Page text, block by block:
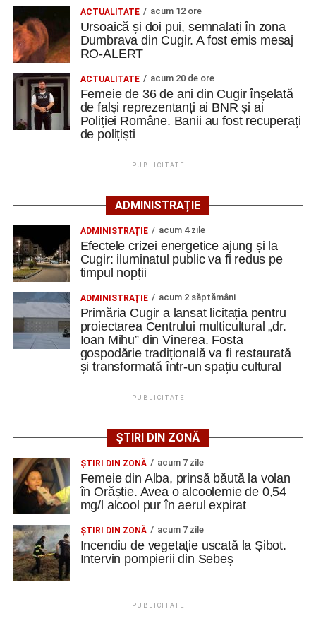
Investiția este derulată de Primăria Cugir în parteneriat cu
Consiliul Județean Alba și urmărește restaurarea și
refuncționalizarea unui ansamblu gospodăresc tradițional
din localitatea Vinerea, care va deveni un centru destinat
activităților culturale, educaționale și expoziționale.
O gospodărie tradițională va fi
readusă la viață
Vinerea, pe un teren de aproximativ 1.975 de metri pătrați,
aflat în proprietatea administrației locale.
Complexul este alcătuit din patru corpuri de clădire – fosta
magazie de fierărie, casa memorială, șura și șoprul-atelier
– care păstrează caracteristicile unei gospodării
tradiționale din zonă. Curtea include elemente autentice,
precum pavajul din piatră de râu și o fântână.
Clădirile au nevoie de lucrări
ample de consolidare
identificat degradări importante ale construcțiilor. Printre
elementelor din lemn și a acoperișurilor, dar și prăbușirea
parțială a șurii.
De asemenea, instalațiile existente sunt depășite din
punct de vedere tehnic, fiind necesară refacerea
instalațiilor electrice, sanitare și termice, precum și
modernizarea sistemelor de evacuare a apelor pluviale.
ACTUALITATE acum 12 ore
Ursoaică și doi pui, semnalați în zona
Dumbrava din Cugir. A fost emis mesaj
RO-ALERT
ACTUALITATE acum 20 de ore
Femeie de 36 de ani din Cugir înșelată
de falși reprezentanți ai BNR și ai
Poliției Române. Banii au fost recuperați
de polițiști
PUBLICITATE
ADMINISTRAȚIE
ADMINISTRAŢIE acum 4 zile
Efectele crizei energetice ajung și la
Cugir: iluminatul public va fi redus pe
timpul nopții
ADMINISTRAŢIE acum 2 săptămâni
Primăria Cugir a lansat licitația pentru
proiectarea Centrului multicultural „dr.
Ioan Mihu” din Vinerea. Fosta
gospodărie tradițională va fi restaurată
și transformată într-un spațiu cultural
PUBLICITATE
ȘTIRI DIN ZONĂ
ŞTIRI DIN ZONĂ acum 7 zile
Femeie din Alba, prinsă băută la volan
în Orăștie. Avea o alcoolemie de 0,54
mg/l alcool pur în aerul expirat
ŞTIRI DIN ZONĂ acum 7 zile
Incendiu de vegetație uscată la Șibot.
Intervin pompierii din Sebeș
PUBLICITATE